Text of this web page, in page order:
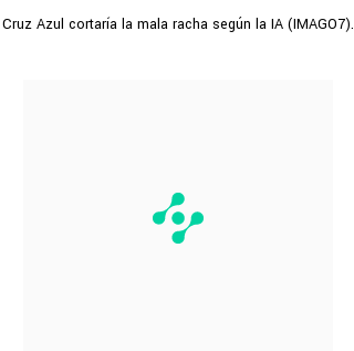
Cruz Azul cortaría la mala racha según la IA (IMAGO7).